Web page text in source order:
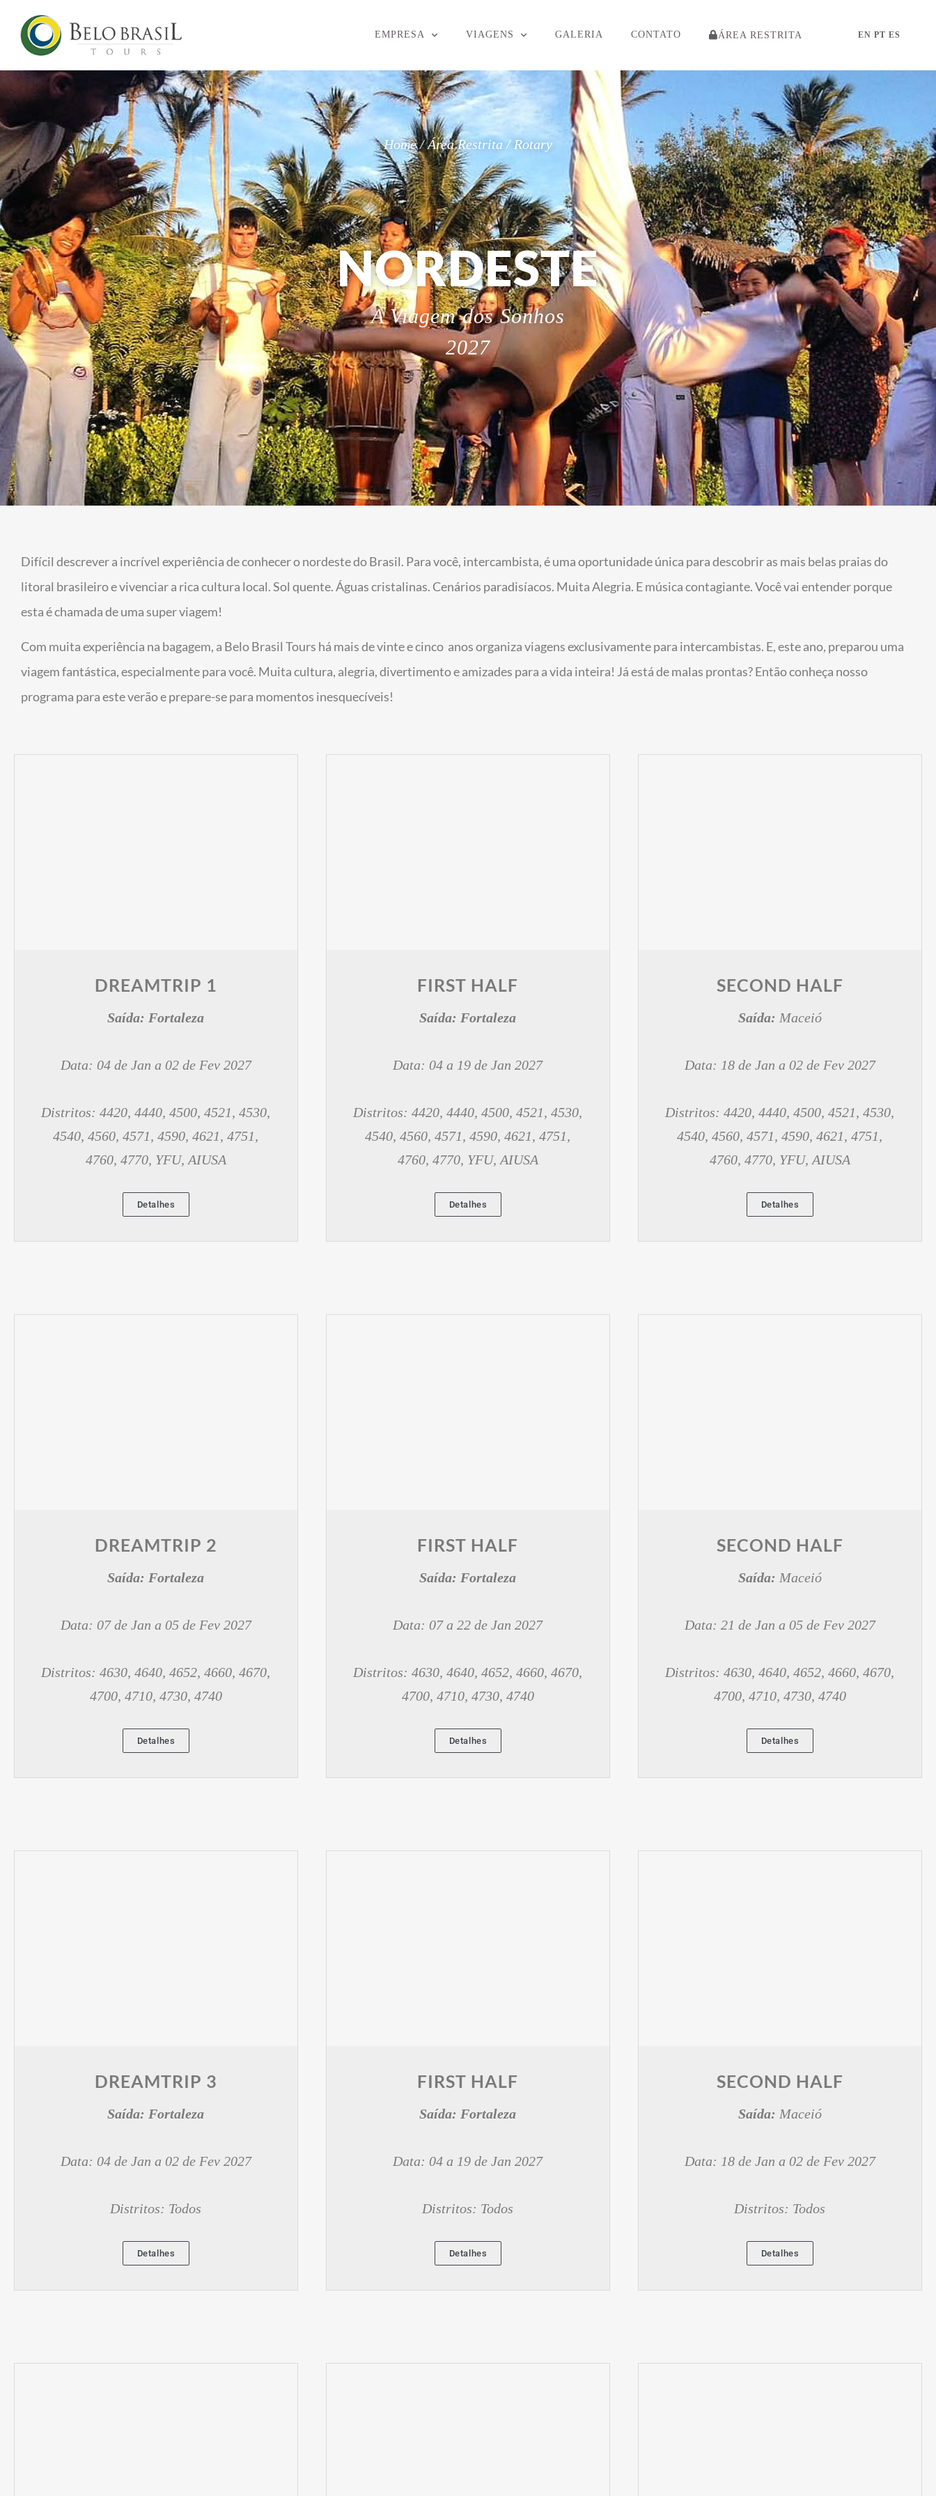
EMPRESA VIAGENS GALERIA CONTATO ÁREA RESTRITA EN PT ES
Home / Área Restrita / Rotary
NORDESTE
A Viagem dos Sonhos
2027
Difícil descrever a incrível experiência de conhecer o nordeste do Brasil. Para você, intercambista, é uma oportunidade única para descobrir as mais belas praias do
litoral brasileiro e vivenciar a rica cultura local. Sol quente. Águas cristalinas. Cenários paradisíacos. Muita Alegria. E música contagiante. Você vai entender porque
esta é chamada de uma super viagem!
Com muita experiência na bagagem, a Belo Brasil Tours há mais de vinte e cinco anos organiza viagens exclusivamente para intercambistas. E, este ano, preparou uma
viagem fantástica, especialmente para você. Muita cultura, alegria, divertimento e amizades para a vida inteira! Já está de malas prontas? Então conheça nosso
programa para este verão e prepare-se para momentos inesquecíveis!
DREAMTRIP 1
Saída: Fortaleza
Data: 04 de Jan a 02 de Fev 2027
Distritos: 4420, 4440, 4500, 4521, 4530,
4540, 4560, 4571, 4590, 4621, 4751,
4760, 4770, YFU, AIUSA
Detalhes
FIRST HALF
Saída: Fortaleza
Data: 04 a 19 de Jan 2027
Distritos: 4420, 4440, 4500, 4521, 4530,
4540, 4560, 4571, 4590, 4621, 4751,
4760, 4770, YFU, AIUSA
Detalhes
SECOND HALF
Saída: Maceió
Data: 18 de Jan a 02 de Fev 2027
Distritos: 4420, 4440, 4500, 4521, 4530,
4540, 4560, 4571, 4590, 4621, 4751,
4760, 4770, YFU, AIUSA
Detalhes
DREAMTRIP 2
Saída: Fortaleza
Data: 07 de Jan a 05 de Fev 2027
Distritos: 4630, 4640, 4652, 4660, 4670,
4700, 4710, 4730, 4740
Detalhes
FIRST HALF
Saída: Fortaleza
Data: 07 a 22 de Jan 2027
Distritos: 4630, 4640, 4652, 4660, 4670,
4700, 4710, 4730, 4740
Detalhes
SECOND HALF
Saída: Maceió
Data: 21 de Jan a 05 de Fev 2027
Distritos: 4630, 4640, 4652, 4660, 4670,
4700, 4710, 4730, 4740
Detalhes
DREAMTRIP 3
Saída: Fortaleza
Data: 04 de Jan a 02 de Fev 2027
Distritos: Todos
Detalhes
FIRST HALF
Saída: Fortaleza
Data: 04 a 19 de Jan 2027
Distritos: Todos
Detalhes
SECOND HALF
Saída: Maceió
Data: 18 de Jan a 02 de Fev 2027
Distritos: Todos
Detalhes